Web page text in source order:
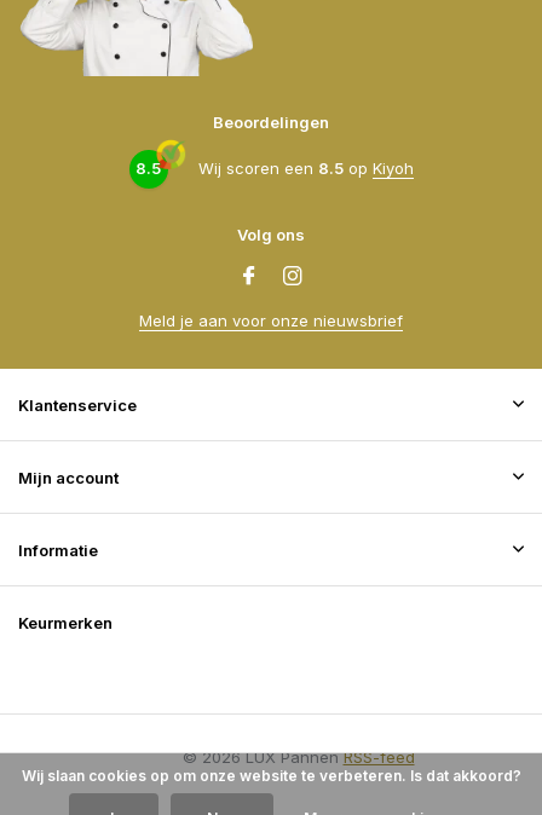
Beoordelingen
8.5 Wij scoren een 8.5op Kiyoh
Volg ons
Meld je aan voor onze nieuwsbrief
Klantenservice
Mijn account
Informatie
Keurmerken
© 2026 LUX PannenRSS-feed
Wij slaan cookies op om onze website te verbeteren. Is dat akkoord?